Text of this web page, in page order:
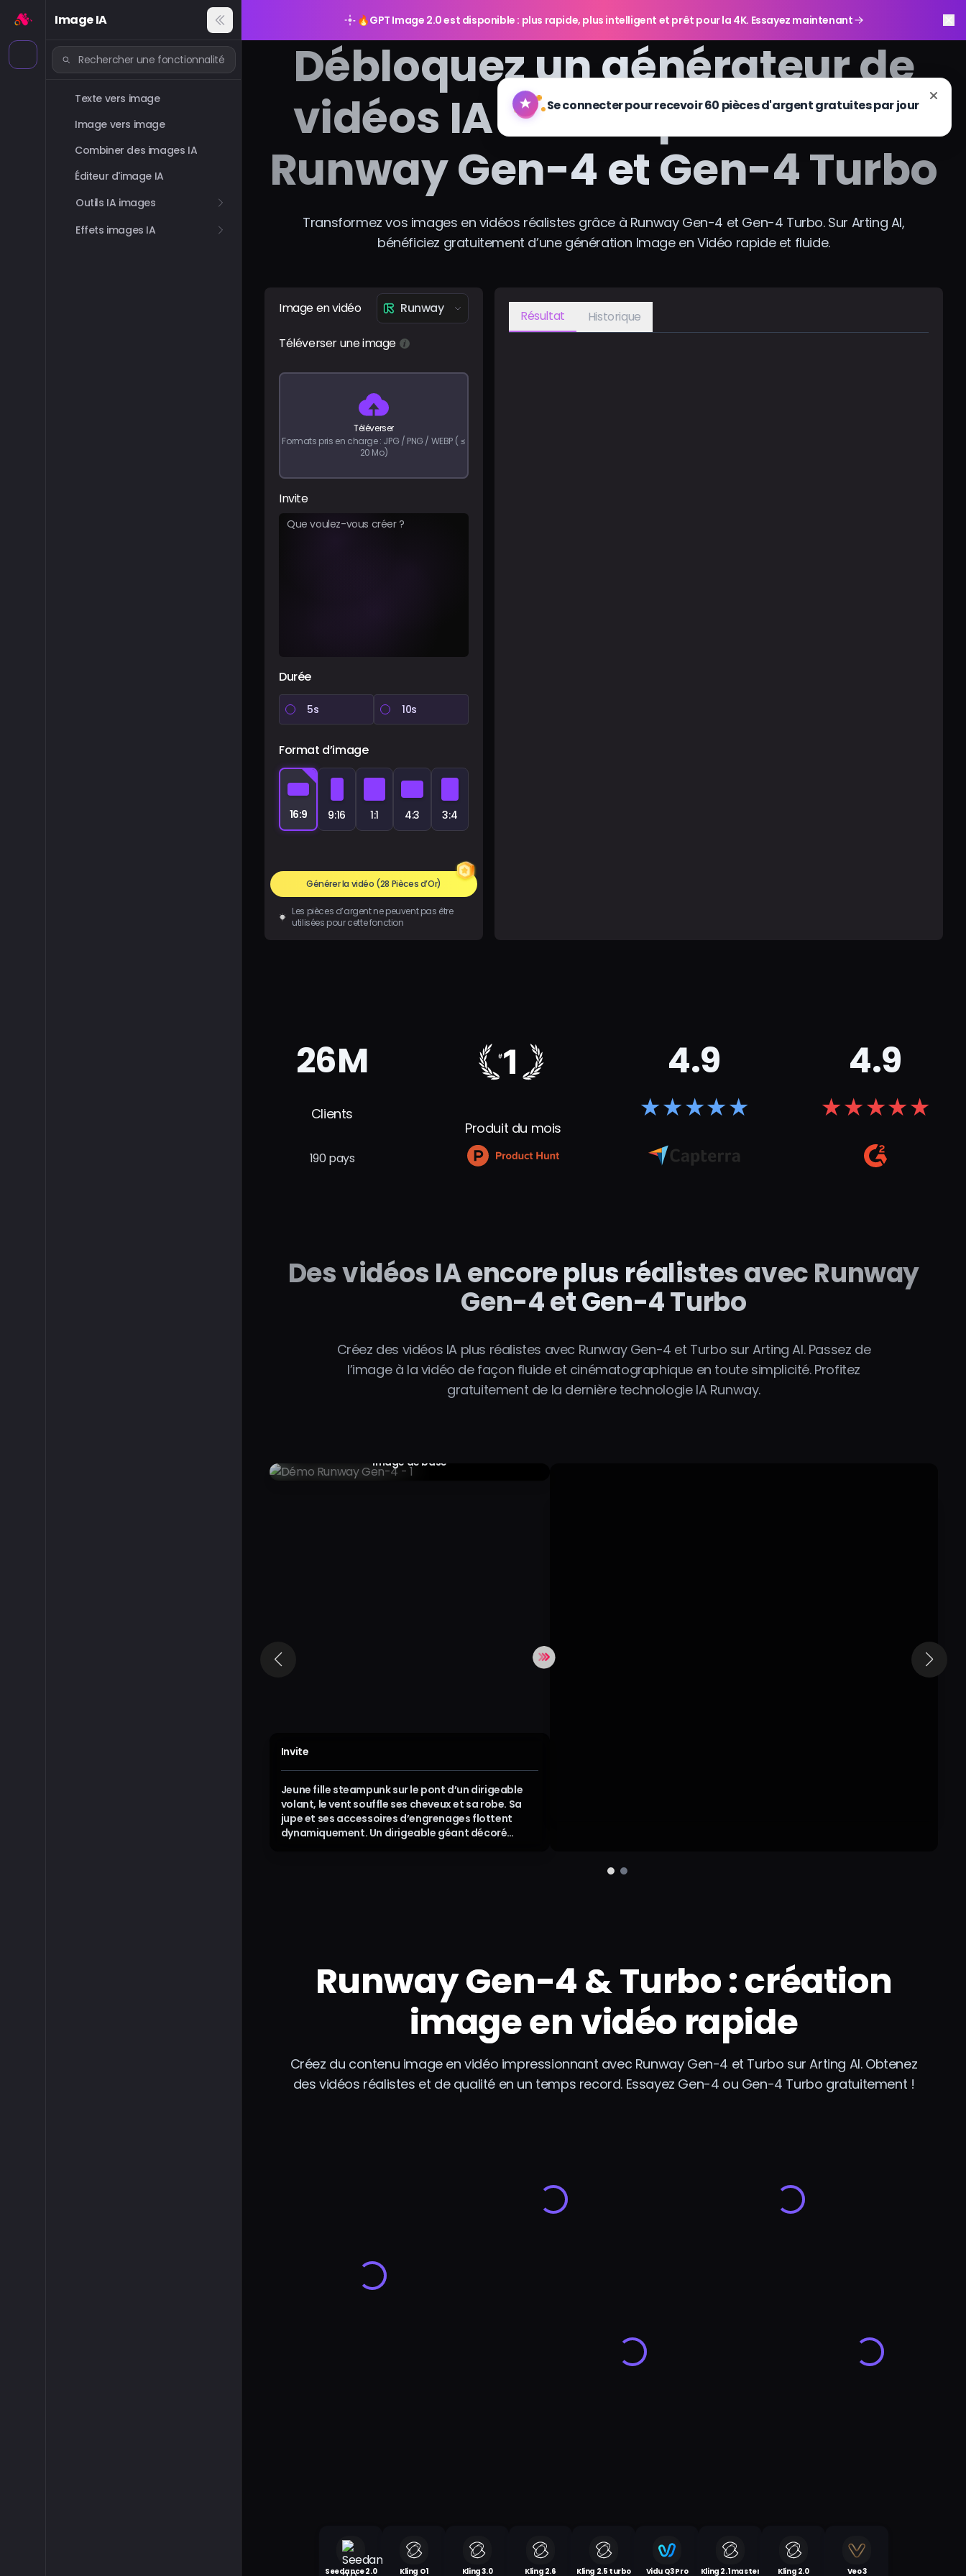
Image IA
Texte vers image
Image vers image
Combiner des images IA
Éditeur d'image IA
Outils IA images
Effets images IA
🔥GPT Image 2.0 est disponible : plus rapide, plus intelligent et prêt pour la 4K. Essayez maintenant
Débloquez un générateur de
vidéos IA haute qualité avec
Runway Gen-4 et Gen-4 Turbo
Transformez vos images en vidéos réalistes grâce à Runway Gen-4 et Gen-4 Turbo. Sur Arting AI,
bénéficiez gratuitement d’une génération Image en Vidéo rapide et fluide.
Image en vidéo Runway
Téléverser une image
Téléverser
Formats pris en charge : JPG / PNG / WEBP ( ≤
20 Mo)
Invite
Durée
5s 10s
Format d’image
16:9 9:16 1:1 4:3 3:4
Générer la vidéo (28 Pièces d’Or)
Les pièces d’argent ne peuvent pas être
utilisées pour cette fonction
Résultat Historique
26M
Clients
190 pays
Produit du mois
4.9
★★★★★
4.9
★★★★★
Des vidéos IA encore plus réalistes avec Runway
Gen-4 et Gen-4 Turbo
Créez des vidéos IA plus réalistes avec Runway Gen-4 et Turbo sur Arting AI. Passez de
l’image à la vidéo de façon fluide et cinématographique en toute simplicité. Profitez
gratuitement de la dernière technologie IA Runway.
Image de base
Invite
Jeune fille steampunk sur le pont d’un dirigeable
volant, le vent souffle ses cheveux et sa robe. Sa
jupe et ses accessoires d’engrenages flottent
dynamiquement. Un dirigeable géant décoré
Runway Gen-4 & Turbo : création
image en vidéo rapide
Créez du contenu image en vidéo impressionnant avec Runway Gen-4 et Turbo sur Arting AI. Obtenez
des vidéos réalistes et de qualité en un temps record. Essayez Gen-4 ou Gen-4 Turbo gratuitement !
Seedance 2.0 Kling O1 Kling 3.0 Kling 2.6 Kling 2.5 turbo Vidu Q3 Pro Kling 2.1 master Kling 2.0 Veo 3